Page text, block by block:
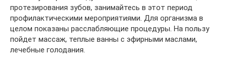
протезирования зубов, занимайтесь в этот период
профилактическими мероприятиями. Для организма в
целом показаны расслабляющие процедуры. На пользу
пойдет массаж, теплые ванны с эфирными маслами,
лечебные голодания.